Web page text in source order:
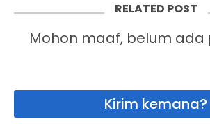
RELATED POST
Mohon maaf, belum ada
Kirim kemana?